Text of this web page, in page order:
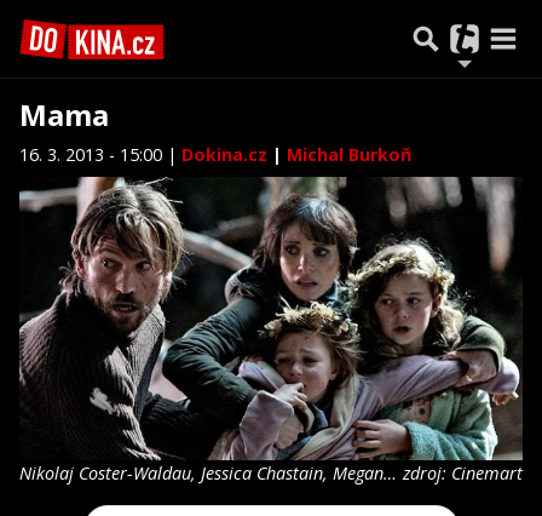
Mama
16. 3. 2013 - 15:00 | Dokina.cz | Michal Burkoň
Nikolaj Coster-Waldau, Jessica Chastain, Megan
zdroj: Cinemart